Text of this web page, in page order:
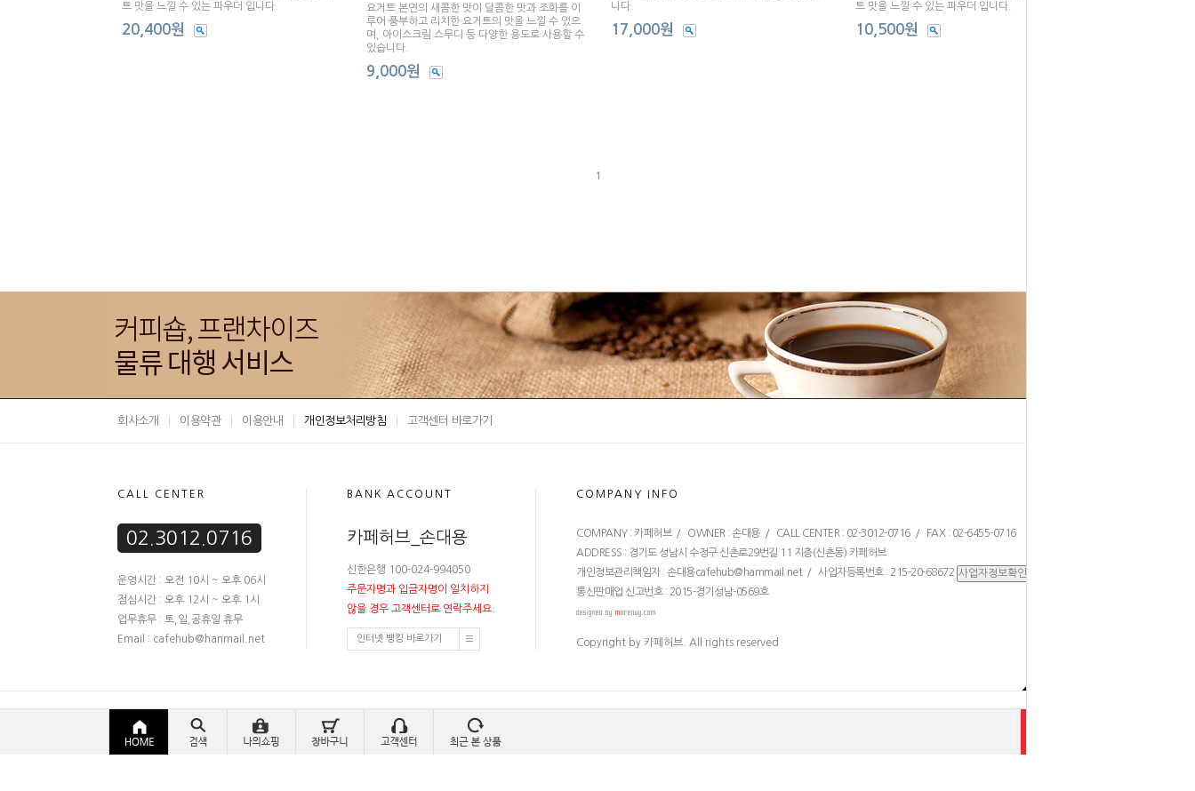
트 맛을 느낄 수 있는 파우더 입니다.
20,400원
요거트 본연의 새콤한 맛이 달콤한 맛과 조화를 이
루어 풍부하고 리치한 요거트의 맛을 느낄 수 있으
며, 아이스크림 스무디 등 다양한 용도로 사용할 수
있습니다.
9,000원
니다.
17,000원
트 맛을 느낄 수 있는 파우더 입니다.
10,500원
1
회사소개 이용약관 이용안내 개인정보처리방침 고객센터 바로가기
CALL CENTER
02.3012.0716
운영시간 : 오전 10시 ~ 오후 06시
점심시간 : 오후 12시 ~ 오후 1시
업무휴무 : 토,일,공휴일 휴무
Email : cafehub@hanmail.net
BANK ACCOUNT
카페허브_손대용
신한은행 100-024-994050
주문자명과 입금자명이 일치하지
않을 경우 고객센터로 연락주세요.
인터넷 뱅킹 바로가기
COMPANY INFO
COMPANY : 카페허브 / OWNER : 손대용 / CALL CENTER : 02-3012-0716 / FAX : 02-6455-0716
ADDRESS : 경기도 성남시 수정구 신촌로29번길 11 지층(신촌동) 카페허브
개인정보관리책임자 : 손대용cafehub@hammail.net/ 사업자등록번호 : 215-20-68672
통신판매업 신고번호 : 2015-경기성남-0569호
Copyright by 카페허브. All rights reserved